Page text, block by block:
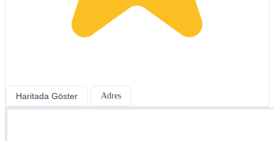
Haritada Göster Adres